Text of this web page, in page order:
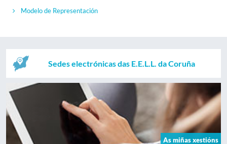
Modelo de Representación
Sedes electrónicas das E.E.L.L. da Coruña
As miñas xestións